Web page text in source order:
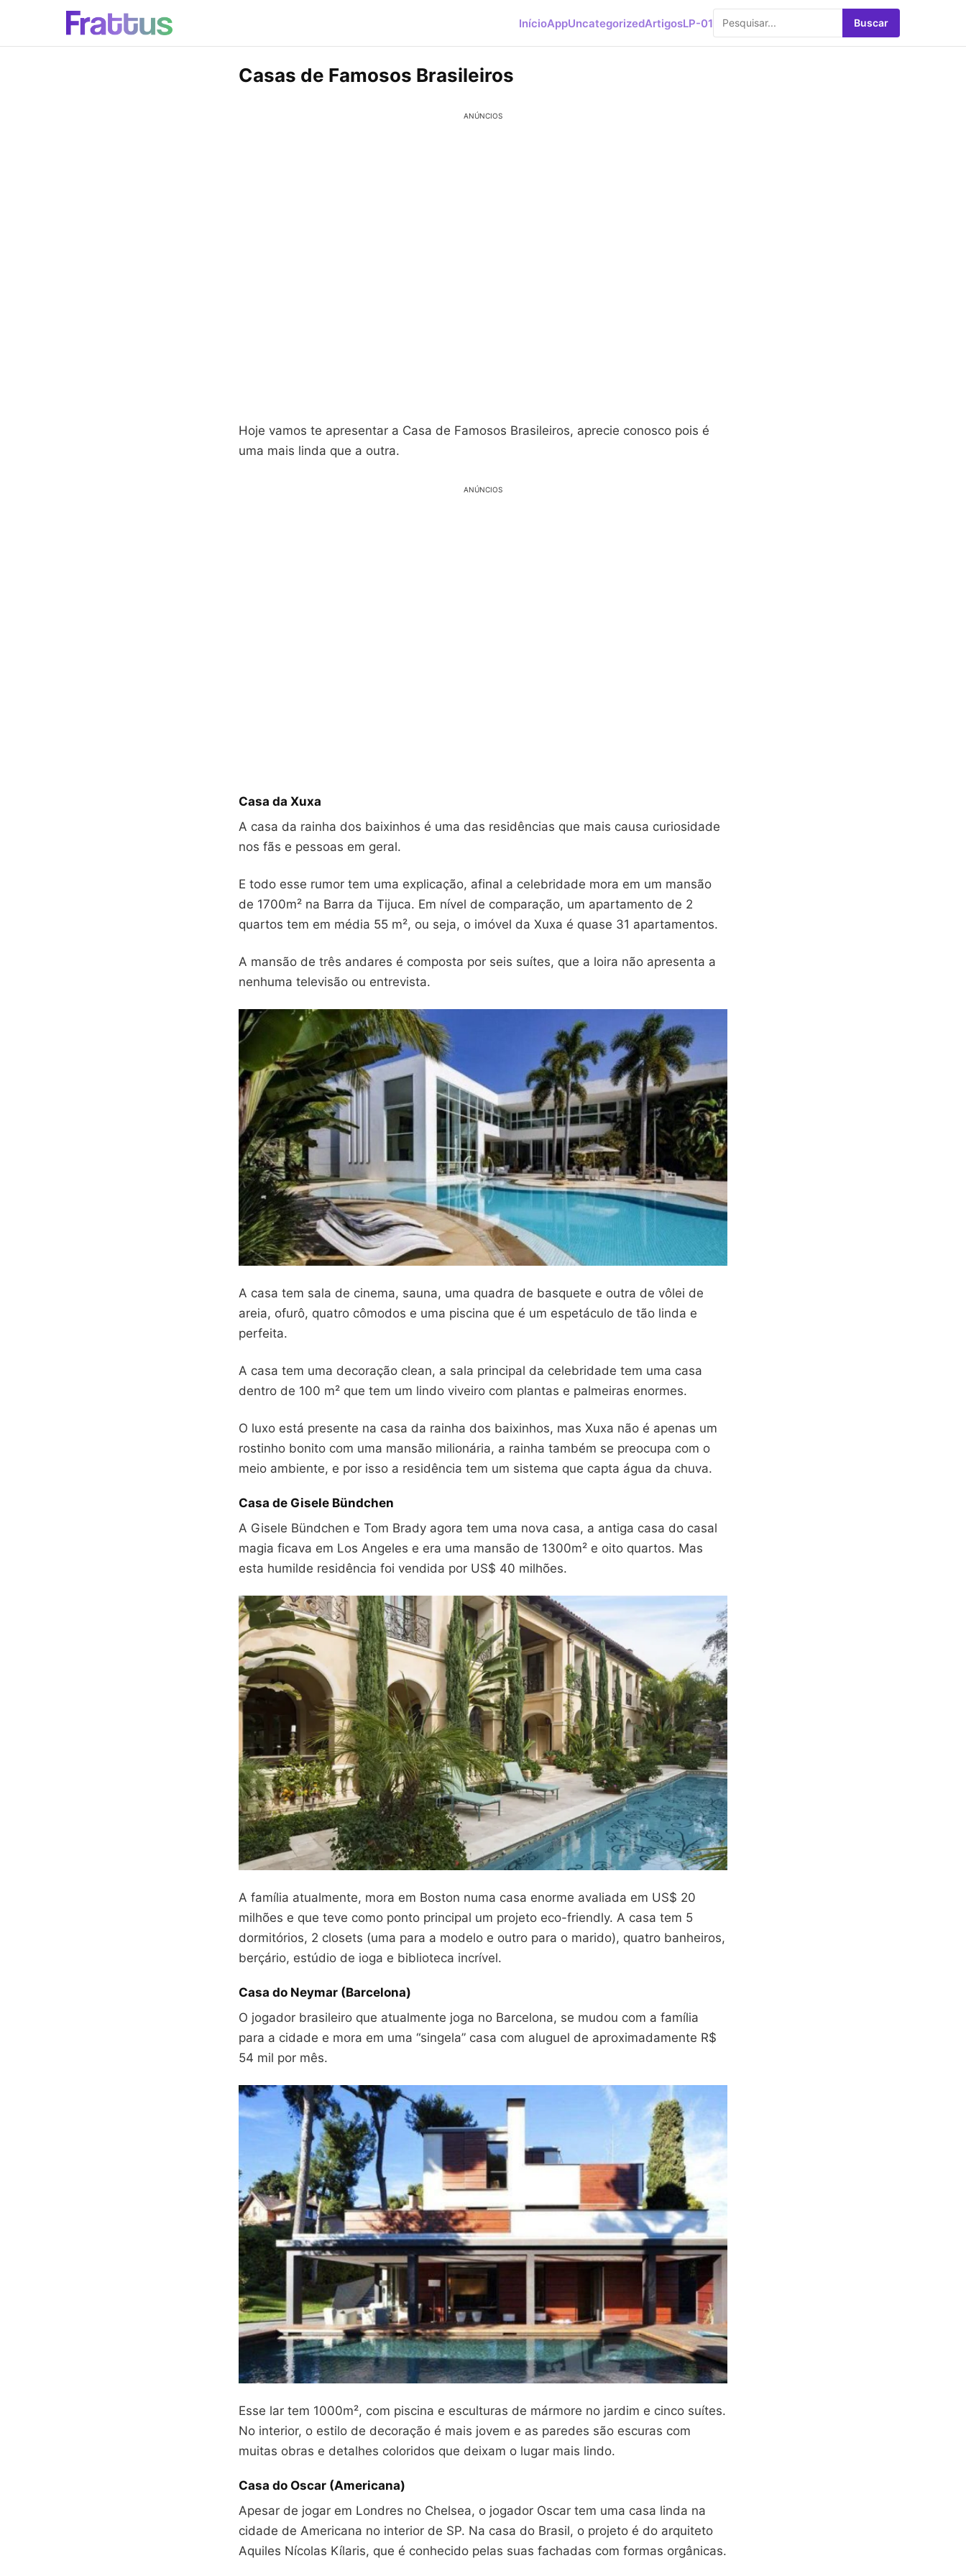
InícioAppUncategorizedArtigosLP-01 Buscar
Casas de Famosos Brasileiros
ANÚNCIOS
Hoje vamos te apresentar a Casa de Famosos Brasileiros, aprecie conosco pois é
uma mais linda que a outra.
ANÚNCIOS
Casa da Xuxa
A casa da rainha dos baixinhos é uma das residências que mais causa curiosidade
nos fãs e pessoas em geral.
E todo esse rumor tem uma explicação, afinal a celebridade mora em um mansão
de 1700m² na Barra da Tijuca. Em nível de comparação, um apartamento de 2
quartos tem em média 55 m², ou seja, o imóvel da Xuxa é quase 31 apartamentos.
A mansão de três andares é composta por seis suítes, que a loira não apresenta a
nenhuma televisão ou entrevista.
A casa tem sala de cinema, sauna, uma quadra de basquete e outra de vôlei de
areia, ofurô, quatro cômodos e uma piscina que é um espetáculo de tão linda e
perfeita.
A casa tem uma decoração clean, a sala principal da celebridade tem uma casa
dentro de 100 m² que tem um lindo viveiro com plantas e palmeiras enormes.
O luxo está presente na casa da rainha dos baixinhos, mas Xuxa não é apenas um
rostinho bonito com uma mansão milionária, a rainha também se preocupa com o
meio ambiente, e por isso a residência tem um sistema que capta água da chuva.
Casa de Gisele Bündchen
A Gisele Bündchen e Tom Brady agora tem uma nova casa, a antiga casa do casal
magia ficava em Los Angeles e era uma mansão de 1300m² e oito quartos. Mas
esta humilde residência foi vendida por US$ 40 milhões.
A família atualmente, mora em Boston numa casa enorme avaliada em US$ 20
milhões e que teve como ponto principal um projeto eco-friendly. A casa tem 5
dormitórios, 2 closets (uma para a modelo e outro para o marido), quatro banheiros,
berçário, estúdio de ioga e biblioteca incrível.
Casa do Neymar (Barcelona)
O jogador brasileiro que atualmente joga no Barcelona, se mudou com a família
para a cidade e mora em uma “singela” casa com aluguel de aproximadamente R$
54 mil por mês.
Esse lar tem 1000m², com piscina e esculturas de mármore no jardim e cinco suítes.
No interior, o estilo de decoração é mais jovem e as paredes são escuras com
muitas obras e detalhes coloridos que deixam o lugar mais lindo.
Casa do Oscar (Americana)
Apesar de jogar em Londres no Chelsea, o jogador Oscar tem uma casa linda na
cidade de Americana no interior de SP. Na casa do Brasil, o projeto é do arquiteto
Aquiles Nícolas Kílaris, que é conhecido pelas suas fachadas com formas orgânicas.